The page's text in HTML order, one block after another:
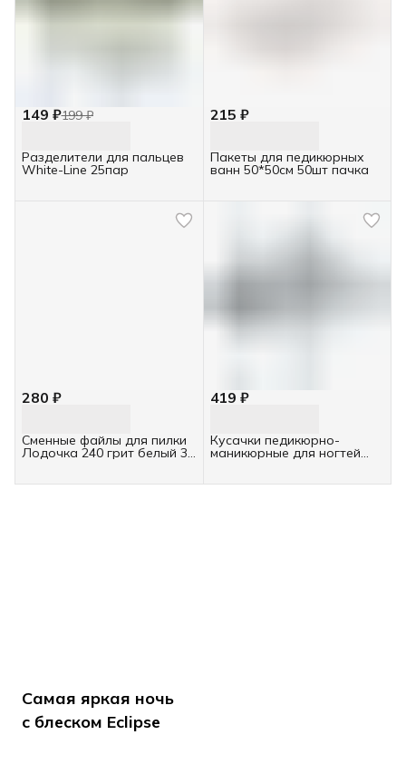
149 ₽199 ₽
Разделители для пальцев
White-Line 25пар
215 ₽
Пакеты для педикюрных
ванн 50*50см 50шт пачка
280 ₽
Сменные файлы для пилки
Лодочка 240 грит белый 30
419 ₽
Кусачки педикюрно-
маникюрные для ногтей
Самая яркая ночь
с блеском Eclipse